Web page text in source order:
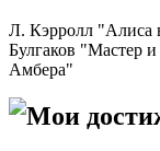
Л. Кэрролл "Алиса
Булгаков "Мастер
Амбера"
Мои